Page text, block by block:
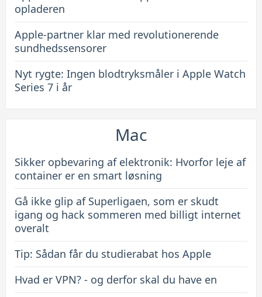
opladeren
Apple-partner klar med revolutionerende
sundhedssensorer
Nyt rygte: Ingen blodtryksmåler i Apple Watch
Series 7 i år
Mac
Sikker opbevaring af elektronik: Hvorfor leje af
container er en smart løsning
Gå ikke glip af Superligaen, som er skudt
igang og hack sommeren med billigt internet
overalt
Tip: Sådan får du studierabat hos Apple
Hvad er VPN? - og derfor skal du have en